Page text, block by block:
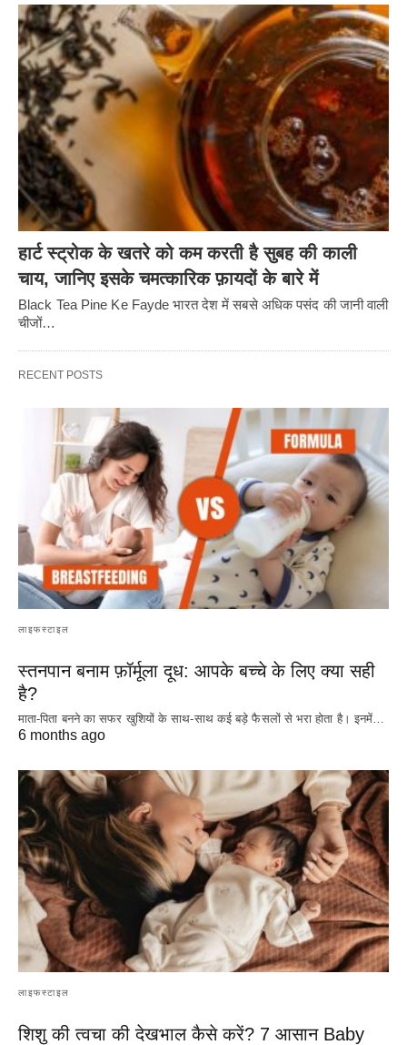
हार्ट स्ट्रोक के खतरे को कम करती है सुबह की काली
चाय, जानिए इसके चमत्कारिक फ़ायदों के बारे में
Black Tea Pine Ke Fayde भारत देश में सबसे अधिक पसंद की जानी वाली
चीजों…
RECENT POSTS
लाइफस्टाइल
स्तनपान बनाम फ़ॉर्मूला दूध: आपके बच्चे के लिए क्या सही
है?
माता-पिता बनने का सफर खुशियों के साथ-साथ कई बड़े फैसलों से भरा होता है। इनमें…
6 months ago
लाइफस्टाइल
शिशु की त्वचा की देखभाल कैसे करें? 7 आसान Baby